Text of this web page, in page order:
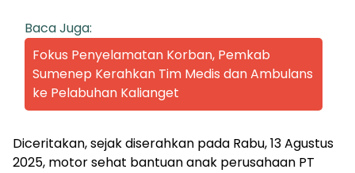
Baca Juga:
Fokus Penyelamatan Korban, Pemkab
Sumenep Kerahkan Tim Medis dan Ambulans
ke Pelabuhan Kalianget
Diceritakan, sejak diserahkan pada Rabu, 13 Agustus
2025, motor sehat bantuan anak perusahaan PT